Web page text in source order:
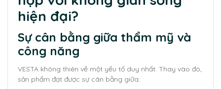
hiện đại?
Sự cân bằng giữa thẩm mỹ và
công năng
VESTA không thiên về một yếu tố duy nhất. Thay vào đó,
sản phẩm đạt được sự cân bằng giữa: